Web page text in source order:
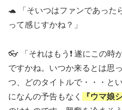
🐢 「そいつはファンであった
って感じすかね？」
👓 「それはもう❗️ 遂にこの時
ですかね。いつか来るとは思
つ、どのタイトルで・・・と
になんの予告もなく
『ウマ娘